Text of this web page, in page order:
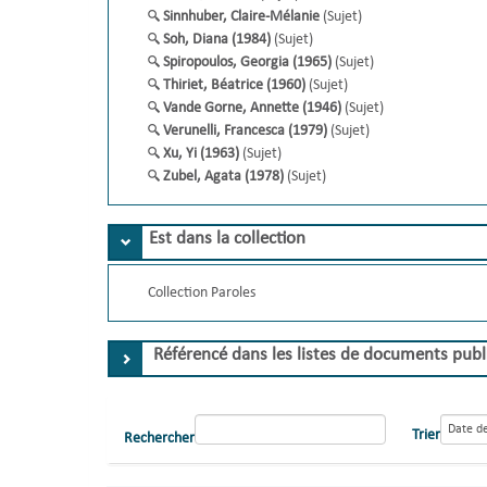
Sinnhuber, Claire-Mélanie (Sujet)
Soh, Diana (1984) (Sujet)
Spiropoulos, Georgia (1965) (Sujet)
Thiriet, Béatrice (1960) (Sujet)
Vande Gorne, Annette (1946) (Sujet)
Verunelli, Francesca (1979) (Sujet)
Xu, Yi (1963) (Sujet)
Zubel, Agata (1978) (Sujet)
Est dans la collection
Collection Paroles
Référencé dans les listes de documents
Rechercher
Trier